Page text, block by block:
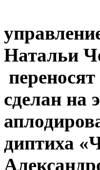
Натальи
сделан на
диптиха